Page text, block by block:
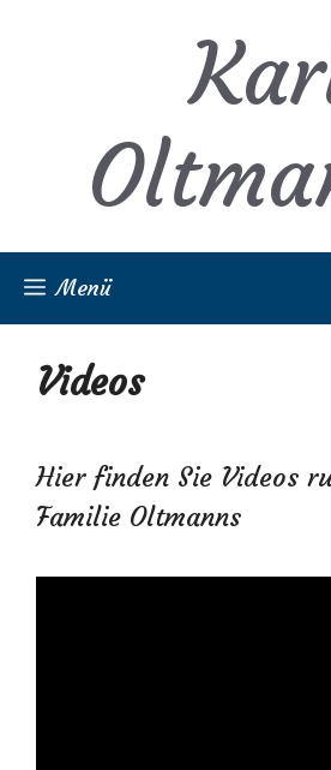
Menü
Videos
Hier finden Sie Videos
Familie Oltmanns